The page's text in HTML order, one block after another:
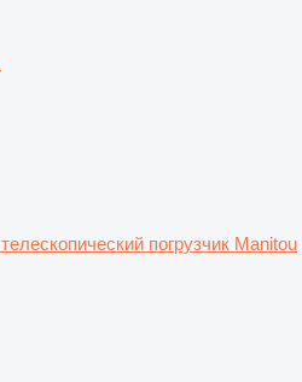
телескопический погрузчик Manitou